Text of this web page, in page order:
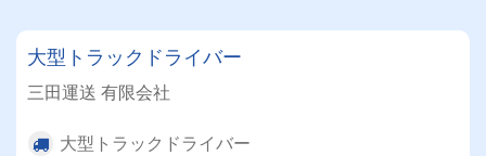
大型トラックドライバー
三田運送 有限会社
大型トラックドライバー